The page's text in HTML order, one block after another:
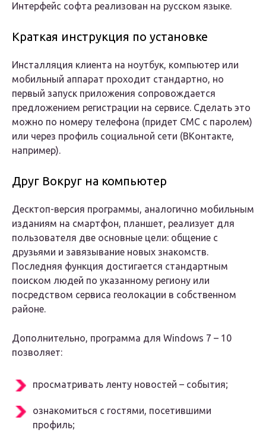
Интерфейс софта реализован на русском языке.
Краткая инструкция по установке
Инсталляция клиента на ноутбук, компьютер или
мобильный аппарат проходит стандартно, но
первый запуск приложения сопровождается
предложением регистрации на сервисе. Сделать это
можно по номеру телефона (придет СМС с паролем)
или через профиль социальной сети (ВКонтакте,
например).
Друг Вокруг на компьютер
Десктоп-версия программы, аналогично мобильным
изданиям на смартфон, планшет, реализует для
пользователя две основные цели: общение с
друзьями и завязывание новых знакомств.
Последняя функция достигается стандартным
поиском людей по указанному региону или
посредством сервиса геолокации в собственном
районе.
Дополнительно, программа для Windows 7 – 10
позволяет:
просматривать ленту новостей – события;
ознакомиться с гостями, посетившими
профиль;